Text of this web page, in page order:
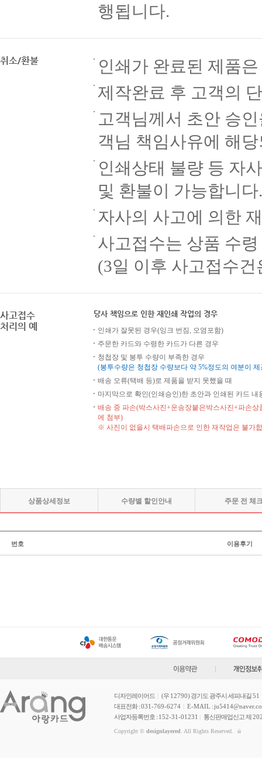
행됩니다.
취소/환불
인쇄가 완료된 제품
제작완료 후 고객의
고객님께서 초안 승
객님 책임사유에 해
인쇄상태 불량 등 자
및 환불이 가능합니다.
자사의 사고에 의한
사고접수는 상품 수
(3일 이후 사고접수
사고접수
처리의 예
당사 책임으로 인한 재인쇄 작업의 경우
인쇄가 잘못된 경우(잉크 번짐, 오염포함)
주문한 카드와 수령한 카드가 다른 경우
청첩장 및 봉투 수량이 부족한 경우
(봉투수량은 청첩장 수량보다 약 5%정도의 여분이
배송 오류(택배 등)로 제품을 받지 못했을 때
마지막으로 확인(인쇄승인)한 초안과 인쇄된 카드 내
배송 중 파손(박스사진+운송장붙은박스사진+파손상
에 첨부)
※ 사진이 없을시 택배파손으로 인한 재작업은 불가
상품상세정보 수량별 할인안내 주문 전 체
번호 이용후기
디자인레이어드 (우 12790) 경기도 광주시 세피내길51
대표전화 :031-769-6274 E-MAIL :
사업자등록번호 : 152-31-01231 통신판매업신고 제
Copyright © designlayered . All Rights Reserved.